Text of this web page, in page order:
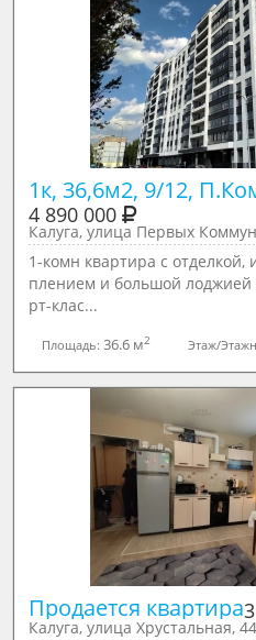
1к, 36,6м2, 9/12,
4 890 000
Калуга, улица Первых
1-комн квартира с
плением и большой
рт-клас...
Площадь: 36.6 м2 Этаж/
Продается квартира
Калуга, улица Хрустальная,